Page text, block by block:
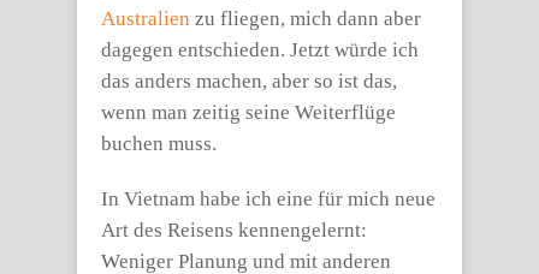
Australien zu fliegen, mich dann aber
dagegen entschieden. Jetzt würde ich
das anders machen, aber so ist das,
wenn man zeitig seine Weiterflüge
buchen muss.
In Vietnam habe ich eine für mich neue
Art des Reisens kennengelernt:
Weniger Planung und mit anderen